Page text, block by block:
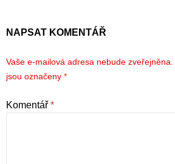
NAPSAT KOMENTÁŘ
Vaše e-mailová adresa nebude zveřejněna.
jsou označeny *
Komentář *